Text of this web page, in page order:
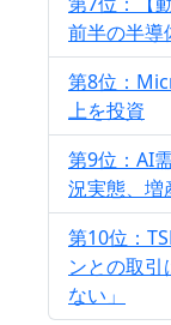
前半の半導
第8位：
上を投資
第9位：AI
況実態、増
第10位：
ンとの取
ない」